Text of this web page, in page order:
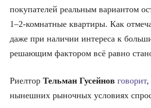
покупателей реальным вариантом
1–2-комнатные квартиры. Как
даже при наличии интереса к
решающим фактором всё равно
Риелтор Тельман Гусейнов говорит,
нынешних рыночных условиях